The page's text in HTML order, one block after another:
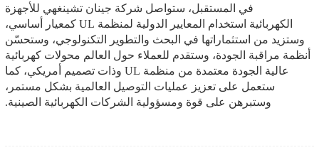
في المستقبل، ستواصل شركة جينان تشينغهي للأجهزة
الكهربائية استخدام المعايير الدولية لمنظمة UL كمعيار أساسي،
وستزيد من استثماراتها في البحث والتطوير التكنولوجي، وستحسّن
أنظمة مراقبة الجودة، وستقدم للعملاء حول العالم محولات كهربائية
عالية الجودة معتمدة من منظمة UL وذات تصميم أمريكي، كما
ستعمل على تعزيز عمليات التوصيل العالمية بشكل مستمر،
وستبرهن على قوة ومسؤولية الشركات الكهربائية الصينية.